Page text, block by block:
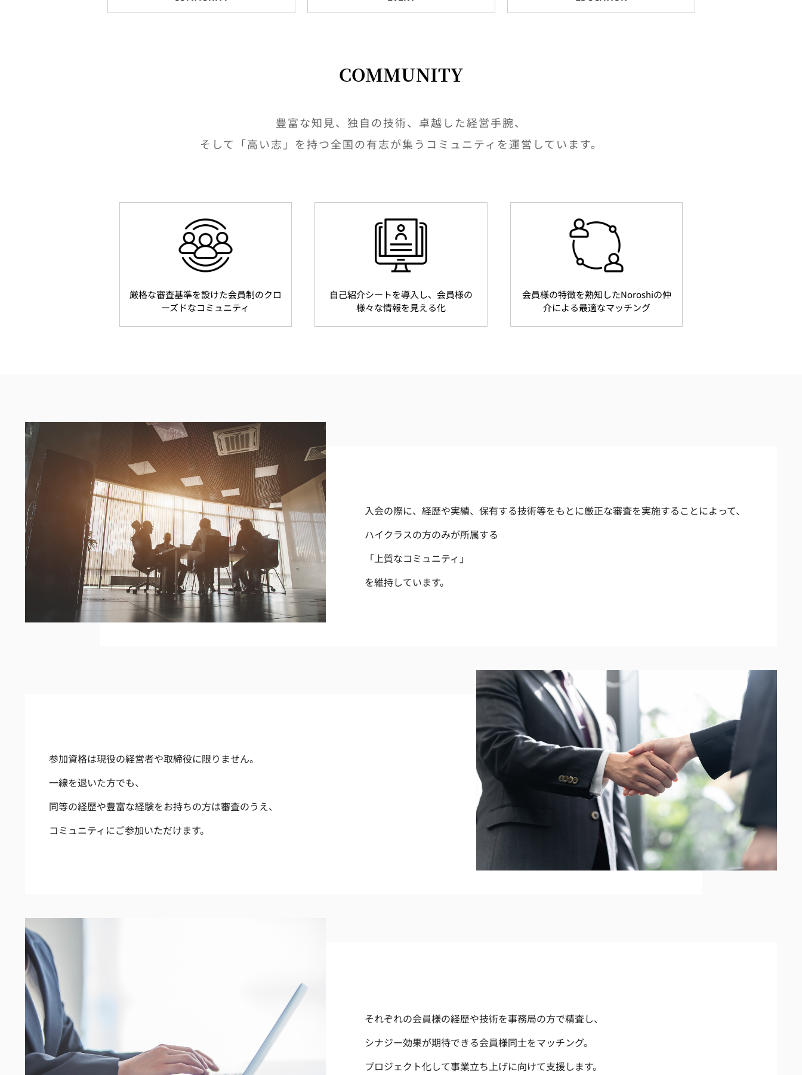
MISSION
SERVICE
MESSAGE
COMMUNITY
豊富な知見、独自の技術、卓越した経営手腕、
そして「高い志」を持つ全国の有志が集うコミュニティを運営しています。
厳格な審査基準を設けた会員制のクロ
ーズドなコミュニティ
自己紹介シートを導入し、会員様の
様々な情報を見える化
会員様の特徴を熟知したNoroshiの仲
介による最適なマッチング
入会の際に、経歴や実績、保有する技術等をもとに厳正な審査を実施することによって、
ハイクラスの方のみが所属する
「上質なコミュニティ」
を維持しています。
参加資格は現役の経営者や取締役に限りません。
一線を退いた方でも、
同等の経歴や豊富な経験をお持ちの方は審査のうえ、
コミュニティにご参加いただけます。
それぞれの会員様の経歴や技術を事務局の方で精査し、
シナジー効果が期待できる会員様同士をマッチング。
プロジェクト化して事業立ち上げに向けて支援します。